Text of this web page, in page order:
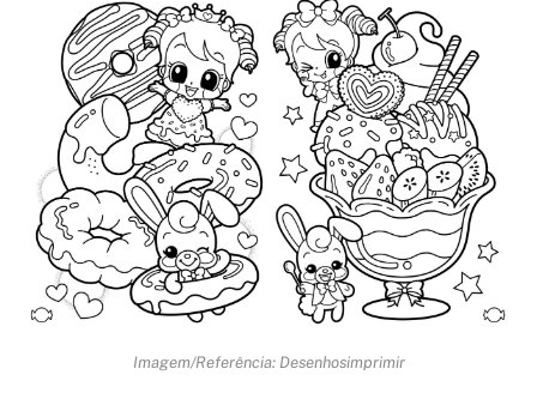
Imagem/Referência: Desenhosimprimir